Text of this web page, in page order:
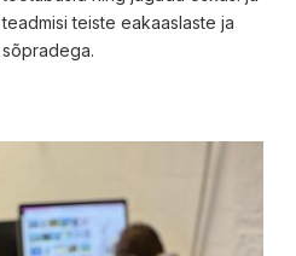
teadmisi teiste eakaaslaste ja
sõpradega.